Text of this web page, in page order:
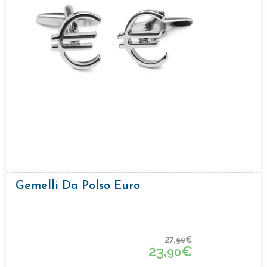
Gemelli Da Polso Euro
27,90€
23,90€